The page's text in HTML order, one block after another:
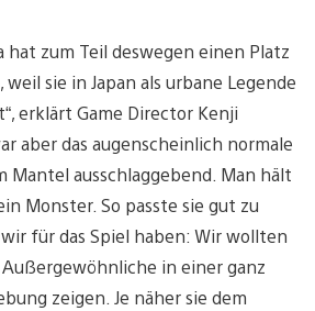
hat zum Teil deswegen einen Platz
sie in Japan als urbane Legende
erklärt Game Director Kenji
aber das augenscheinlich normale
Mantel ausschlaggebend. Man hält
Monster. So passte sie gut zu
für das Spiel haben: Wir wollten
in einer ganz
zeigen. Je näher sie dem